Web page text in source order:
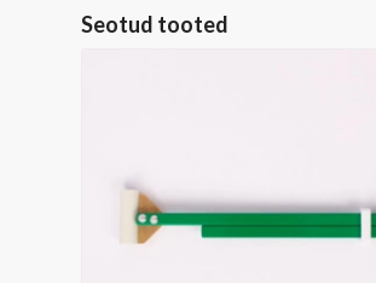
Seotud tooted